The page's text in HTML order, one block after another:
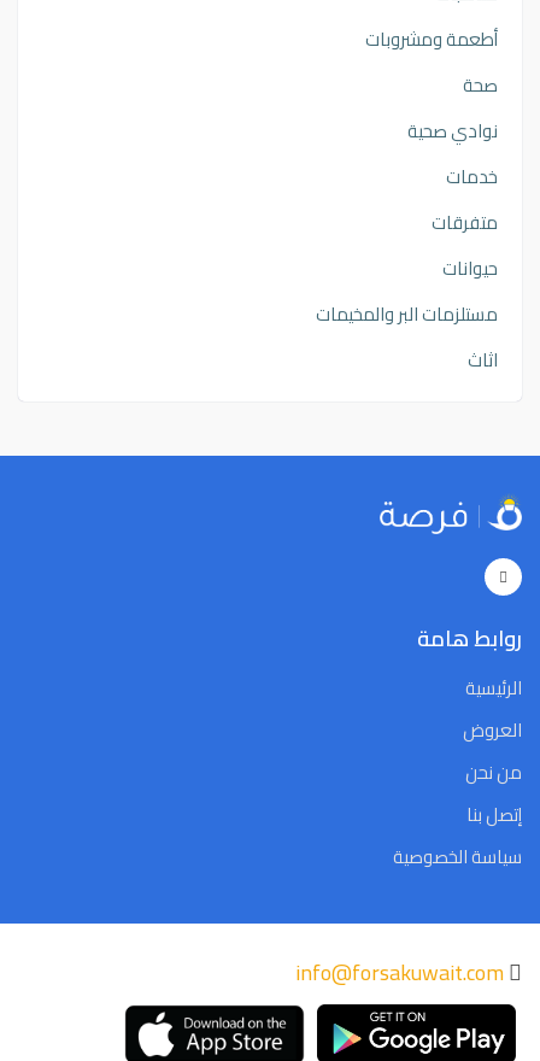
أطعمة ومشروبات
صحة
نوادي صحية
خدمات
متفرقات
حيوانات
مستلزمات البر والمخيمات
اثاث
روابط هامة
الرئيسية
العروض
من نحن
إتصل بنا
سياسة الخصوصية
info@forsakuwait.com